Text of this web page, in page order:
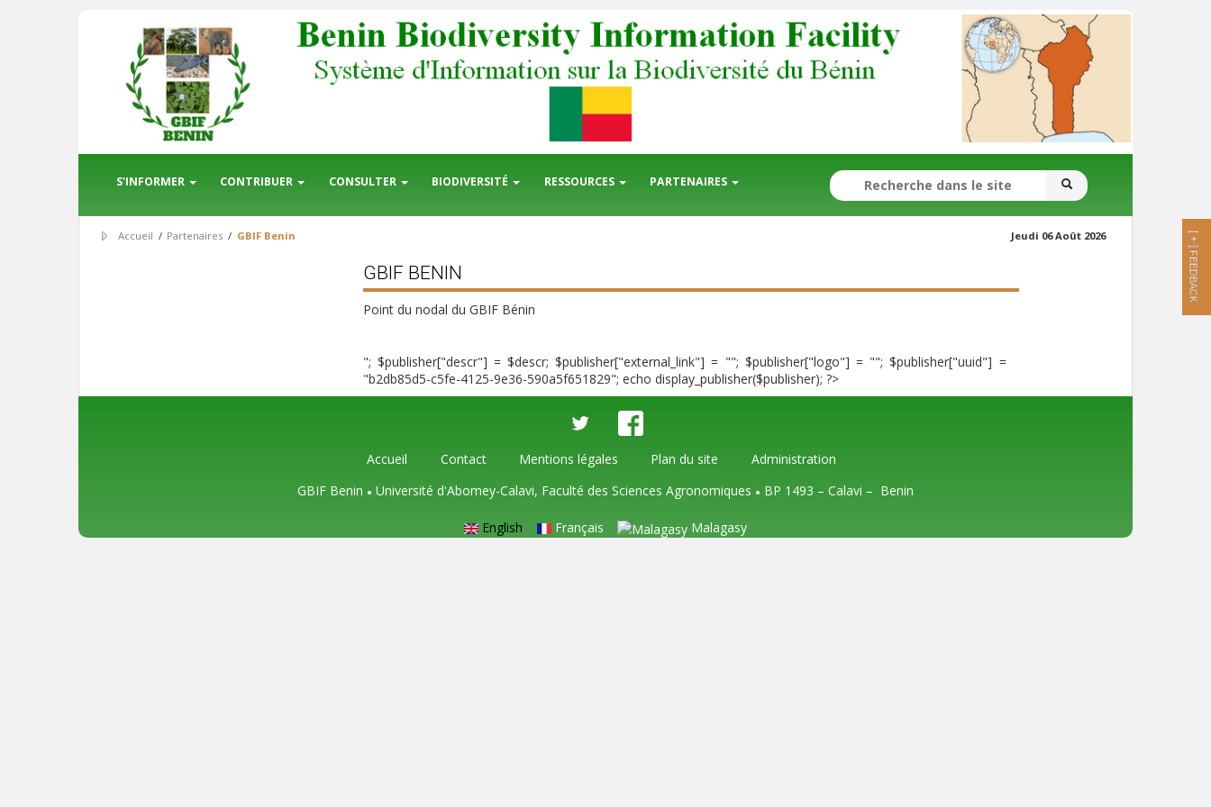
S'INFORMER CONTRIBUER CONSULTER BIODIVERSITÉ RESSOURCES PARTENAIRES SEARCH FORM Search
Jeudi 06 Août 2026
Accueil / Partenaires / GBIF Benin
GBIF BENIN
Point du nodal du GBIF Bénin
"; $publisher["descr"] = $descr; $publisher["external_link"] = ""; $publisher["logo"] = ""; $publisher["uuid"] =
"b2db85d5-c5fe-4125-9e36-590a5f651829"; echo display_publisher($publisher); ?>
Accueil Contact Mentions légales Plan du site
Administration
GBIF Benin ● Université d'Abomey-Calavi, Faculté des Sciences Agronomiques ● BP 1493 – Calavi – Benin
English Français Malagasy
[ + ]
FEEDBACK